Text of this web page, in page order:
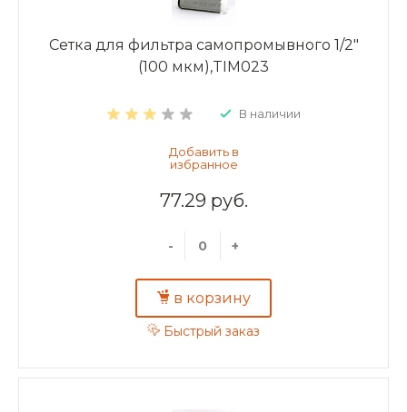
Сетка для фильтра самопромывного 1/2"
(100 мкм),TIM023
В наличии
77.29 руб.
- +
в корзину
Быстрый заказ